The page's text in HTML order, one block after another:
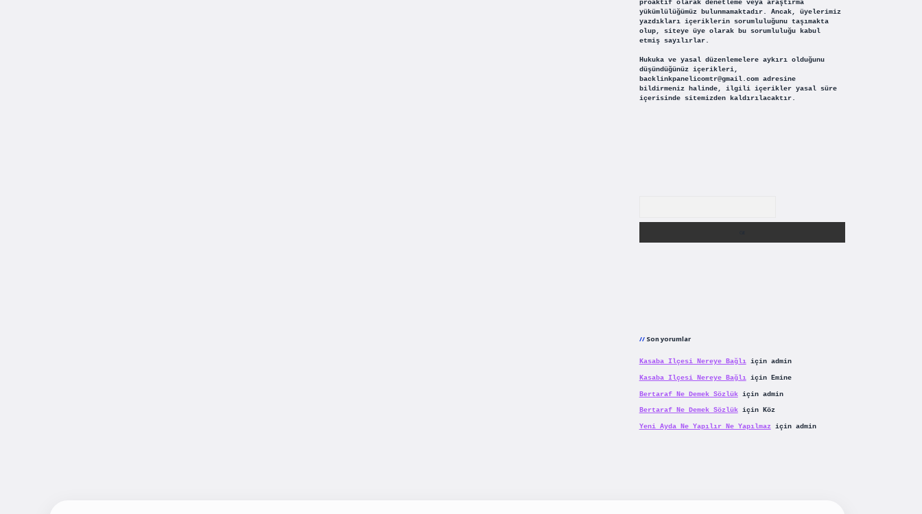
proaktif olarak denetleme veya araştırma
yükümlülüğümüz bulunmamaktadır. Ancak, üyelerimiz
yazdıkları içeriklerin sorumluluğunu taşımakta
olup, siteye üye olarak bu sorumluluğu kabul
etmiş sayılırlar.
Hukuka ve yasal düzenlemelere aykırı olduğunu
düşündüğünüz içerikleri,
backlinkpanelicomtr@gmail.comadresine
bildirmeniz halinde, ilgili içerikler yasal süre
içerisinde sitemizden kaldırılacaktır.
Son yorumlar
Kasaba Ilçesi Nereye Bağlıiçin admin
Kasaba Ilçesi Nereye Bağlıiçin Emine
Bertaraf Ne Demek Sözlükiçin admin
Bertaraf Ne Demek Sözlükiçin Köz
Yeni Ayda Ne Yapılır Ne Yapılmaziçin admin